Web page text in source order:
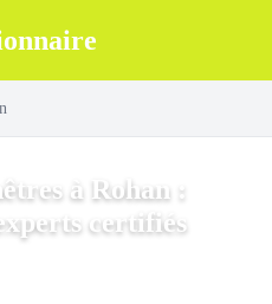
à Rohan :
certifiés
comparés